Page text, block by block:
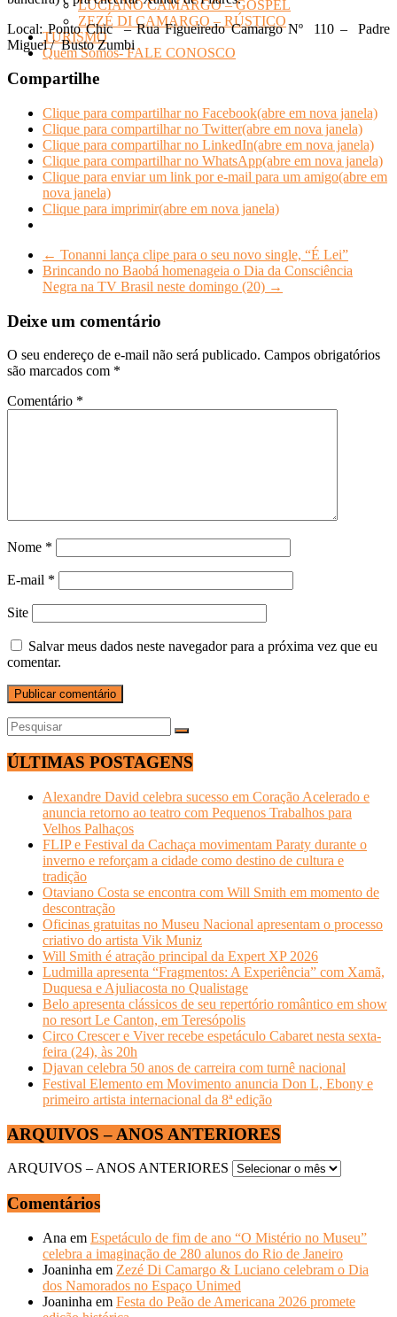
LUCIANO CAMARGO – GOSPEL
ZEZÉ DI CAMARGO – RÚSTICO
TURISMO
Quem Somos- FALE CONOSCO
Local: Ponto Chic – Rua Figueiredo Camargo Nº 110 – Padre
Miguel / Busto Zumbi
Compartilhe
Clique para compartilhar no Facebook(abre em nova janela)
Clique para compartilhar no Twitter(abre em nova janela)
Clique para compartilhar no LinkedIn(abre em nova janela)
Clique para compartilhar no WhatsApp(abre em nova janela)
Clique para enviar um link por e-mail para um amigo(abre em
nova janela)
Clique para imprimir(abre em nova janela)
← Tonanni lança clipe para o seu novo single, “É Lei”
Brincando no Baobá homenageia o Dia da Consciência
Negra na TV Brasil neste domingo (20) →
Deixe um comentário
O seu endereço de e-mail não será publicado. Campos obrigatórios
são marcados com *
Comentário *
Nome *
E-mail *
Site
Salvar meus dados neste navegador para a próxima vez que eu
comentar.
ÚLTIMAS POSTAGENS
Alexandre David celebra sucesso em Coração Acelerado e
anuncia retorno ao teatro com Pequenos Trabalhos para
Velhos Palhaços
FLIP e Festival da Cachaça movimentam Paraty durante o
inverno e reforçam a cidade como destino de cultura e
tradição
Otaviano Costa se encontra com Will Smith em momento de
descontração
Oficinas gratuitas no Museu Nacional apresentam o processo
criativo do artista Vik Muniz
Will Smith é atração principal da Expert XP 2026
Ludmilla apresenta “Fragmentos: A Experiência” com Xamã,
Duquesa e Ajuliacosta no Qualistage
Belo apresenta clássicos de seu repertório romântico em show
no resort Le Canton, em Teresópolis
Circo Crescer e Viver recebe espetáculo Cabaret nesta sexta-
feira (24), às 20h
Djavan celebra 50 anos de carreira com turnê nacional
Festival Elemento em Movimento anuncia Don L, Ebony e
primeiro artista internacional da 8ª edição
ARQUIVOS – ANOS ANTERIORES
ARQUIVOS – ANOS ANTERIORES
Comentários
Ana em Espetáculo de fim de ano “O Mistério no Museu”
celebra a imaginação de 280 alunos do Rio de Janeiro
Joaninha em Zezé Di Camargo & Luciano celebram o Dia
dos Namorados no Espaço Unimed
Joaninha em Festa do Peão de Americana 2026 promete